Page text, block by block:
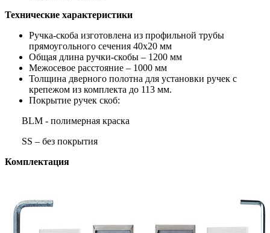
Технические характеристики
Ручка-скоба изготовлена из профильной трубы
прямоугольного сечения 40х20 мм
Общая длина ручки-скобы – 1200 мм
Межосевое расстояние – 1000 мм
Толщина дверного полотна для установки ручек с
крепежом из комплекта до 113 мм.
Покрытие ручек скоб:
BLM - полимерная краска
SS – без покрытия
Комплектация